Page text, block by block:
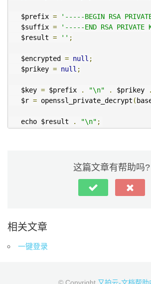
   $prefix
= '-----BEGIN RSA
   $suffix
= '-----END RSA
   $result
= '' ;
   $encrypted
= null ;
   $prikey
= null ;
   $key
= $prefix . "\n" . $prikey .
   $r
= openssl_private_decrypt (
   echo $result
. "\n" ;
这篇文章有帮助吗?
相关文章
一键登录